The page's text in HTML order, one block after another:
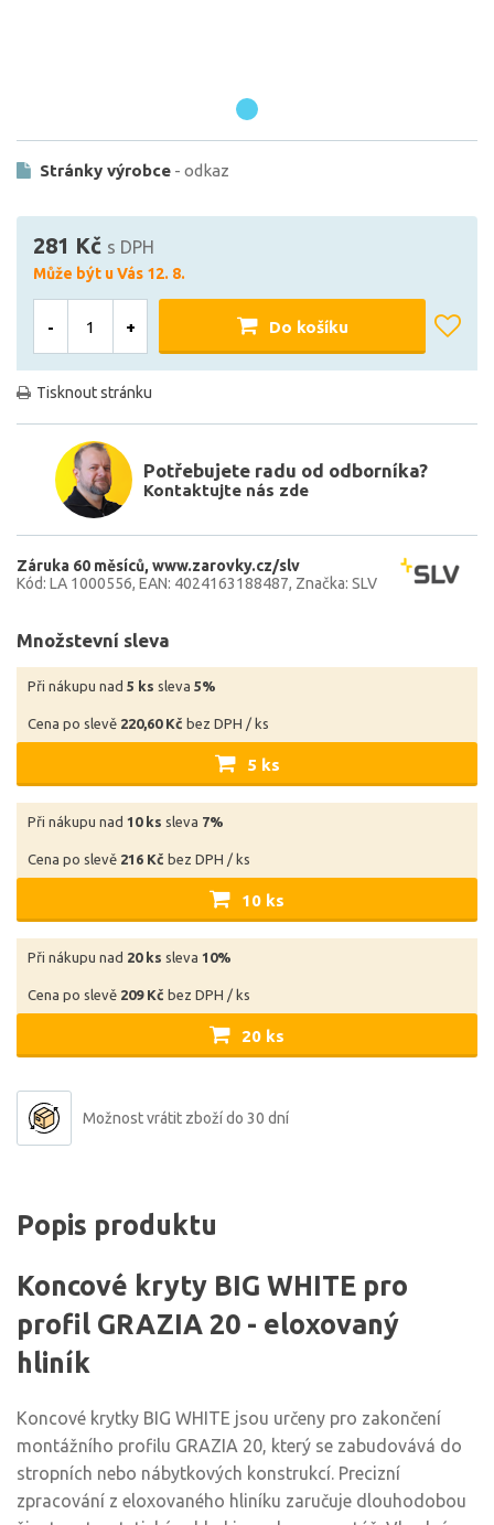
Stránky výrobce - odkaz
281 Kč s DPH
Může být u Vás 12. 8.
- + Do košíku
Tisknout stránku
Potřebujete radu od odborníka?
Kontaktujte nás zde
Záruka 60 měsíců www.zarovky.cz/slv
Kód: LA 1000556 EAN: 4024163188487 Značka: SLV
Množstevní sleva
Při nákupu nad 5 ks sleva 5%
Cena po slevě 220,60 Kč bez DPH / ks
5 ks
Při nákupu nad 10 ks sleva 7%
Cena po slevě 216 Kč bez DPH / ks
10 ks
Při nákupu nad 20 ks sleva 10%
Cena po slevě 209 Kč bez DPH / ks
20 ks
Možnost vrátit zboží do 30 dní
Popis produktu
Koncové kryty BIG WHITE pro
profil GRAZIA 20 - eloxovaný
hliník
Koncové krytky BIG WHITE jsou určeny pro zakončení
montážního profilu GRAZIA 20, který se zabudovává do
stropních nebo nábytkových konstrukcí. Precizní
zpracování z eloxovaného hliníku zaručuje dlouhodobou